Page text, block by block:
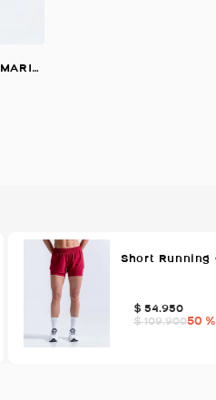
Buzo Corto Oversize, Color AMARILLO CLARO Para Mujer
$ 54.950
$ 109.90050 %